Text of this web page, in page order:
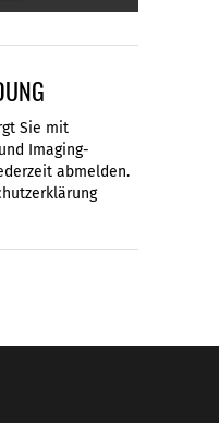
Sie mit
Imaging-
abmelden.